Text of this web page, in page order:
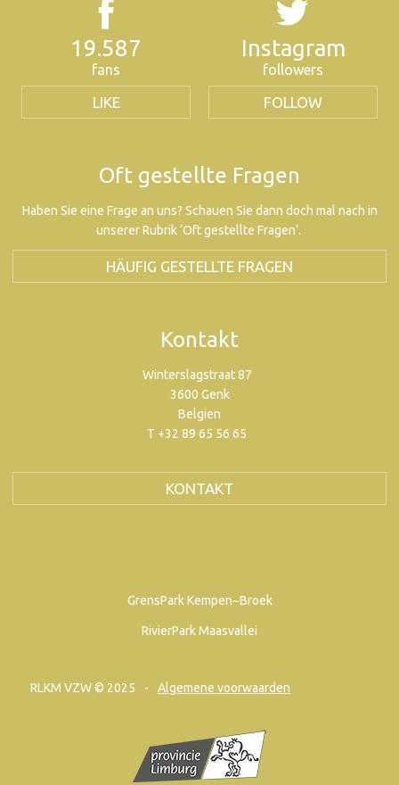
19.587
fans
LIKE
Instagram
followers
FOLLOW
Oft gestellte Fragen
Haben Sie eine Frage an uns? Schauen Sie dann doch mal nach in
unserer Rubrik ‘Oft gestellte Fragen’.
HÄUFIG GESTELLTE FRAGEN
Kontakt
Winterslagstraat 87
3600 Genk
Belgien
T +32 89 65 56 65
KONTAKT
GrensPark Kempen~Broek
RivierPark Maasvallei
RLKM VZW © 2025 Algemene voorwaarden